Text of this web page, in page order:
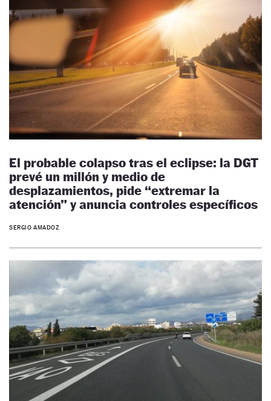
El probable colapso tras el eclipse: la DGT
prevé un millón y medio de
desplazamientos, pide “extremar la
atención” y anuncia controles específicos
SERGIO AMADOZ